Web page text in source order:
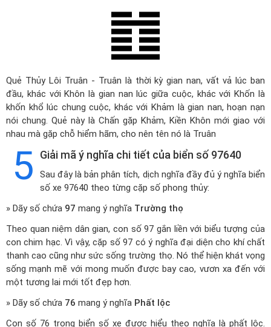
Quẻ Thủy Lôi Truân - Truân là thời kỳ gian nan, vất vả lúc ban
đầu, khác với Khôn là gian nan lúc giữa cuộc, khác với Khốn là
khốn khổ lúc chung cuộc, khác với Khảm là gian nan, hoạn nạn
nói chung. Quẻ này là Chấn gặp Khảm, Kiền Khôn mới giao với
nhau mà gặp chỗ hiểm hãm, cho nên tên nó là Truân
5 Giải mã ý nghĩa chi tiết của biển số 97640
Sau đây là bản phân tích, dịch nghĩa đầy đủ ý nghĩa biển
số xe 97640 theo từng cặp số phong thủy:
» Dãy số chứa 97 mang ý nghĩa Trường thọ
Theo quan niệm dân gian, con số 97 gắn liền với biểu tượng của
con chim hạc. Vì vậy, cặp số 97 có ý nghĩa đại diện cho khí chất
thanh cao cũng như sức sống trường thọ. Nó thể hiện khát vọng
sống mạnh mẽ với mong muốn được bay cao, vươn xa đến với
một tương lai mới tốt đẹp hơn.
» Dãy số chứa 76 mang ý nghĩa Phất lộc
Con số 76 trong biển số xe được hiểu theo nghĩa là phất lộc.